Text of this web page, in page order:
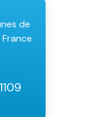
de